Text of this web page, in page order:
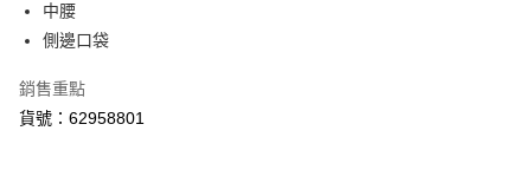
Google Pay
貨到付款
中腰
側邊口袋
銷售重點
貨號：62958801